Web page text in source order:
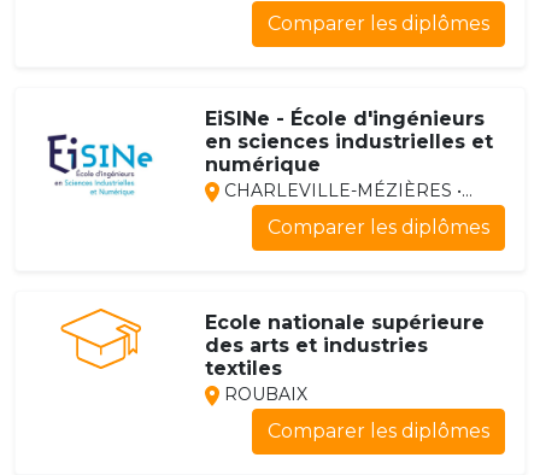
Comparer les diplômes
EiSINe - École d'ingénieurs
en sciences industrielles et
numérique
CHARLEVILLE-MÉZIÈRES •...
Comparer les diplômes
Ecole nationale supérieure
des arts et industries
textiles
ROUBAIX
Comparer les diplômes